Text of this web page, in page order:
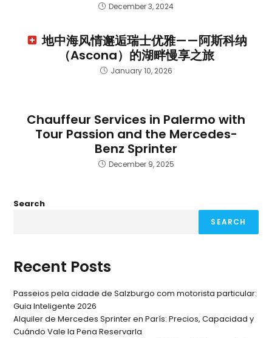
December 3, 2024
地中海风情邂逅瑞士优雅——阿斯科纳
（Ascona）的湖畔慢享之旅
January 10, 2026
Chauffeur Services in Palermo with
Tour Passion and the Mercedes-
Benz Sprinter
December 9, 2025
Search
SEARCH
Recent Posts
Passeios pela cidade de Salzburgo com motorista particular:
Guia Inteligente 2026
Alquiler de Mercedes Sprinter en París: Precios, Capacidad y
Cuándo Vale la Pena Reservarla